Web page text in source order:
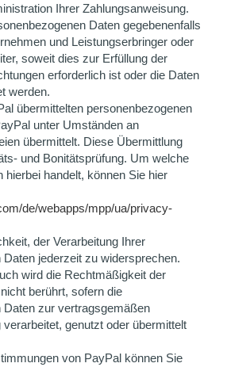
Ihrer Zahlungsanweisung.
Daten gegebenenfalls
und Leistungserbringer oder
soweit dies zur Erfüllung der
erforderlich ist oder die Daten
werden.
übermittelten personenbezogenen
unter Umständen an
übermittelt. Diese Übermittlung
und Bonitätsprüfung. Um welche
handelt, können Sie hier
de/webapps/mpp/ua/privacy-
der Verarbeitung Ihrer
Daten jederzeit zu widersprechen.
wird die Rechtmäßigkeit der
berührt, sofern die
Daten zur vertragsgemäßen
genutzt oder übermittelt
von PayPal können Sie